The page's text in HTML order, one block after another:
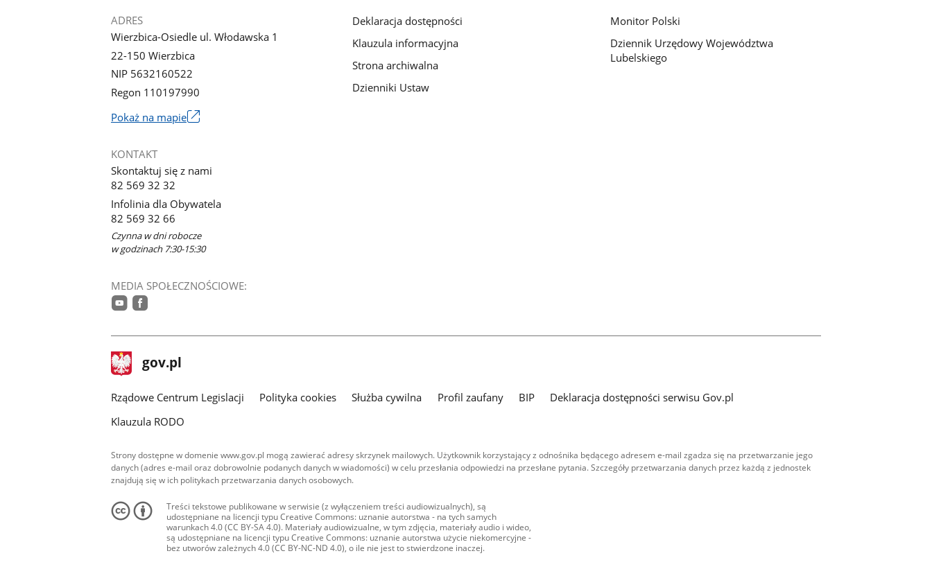
ADRES
Wierzbica-Osiedle ul. Włodawska 1
22-150 Wierzbica
NIP 5632160522
Regon 110197990
Pokaż na mapieLink
nowym
KONTAKT
Skontaktuj się z nami
82 569 32 32
Infolinia dla Obywatela
82 569 32 66
Czynna w dni robocze
w godzinach 7:30-15:30
MEDIA SPOŁECZNOŚCIOWE:
Deklaracja dostępności
Klauzula informacyjna
Strona archiwalna
Dzienniki Ustaw
Monitor Polski
Dziennik Urzędowy Województwa
Lubelskiego
stopka
gov.pl Strona
gov.pl
Rządowe Centrum Legislacji Polityka cookies Służba cywilna Profil zaufany BIP
Deklaracja dostępności serwisu Gov.pl
Klauzula RODO
Strony dostępne w domenie www.gov.pl mogą zawierać adresy skrzynek mailowych. Użytkownik korzystający z odnośnika będącego adresem e-mail zgadza się na przetwarzanie jego
danych (adres e-mail oraz dobrowolnie podanych danych w wiadomości) w celu przesłania odpowiedzi na przesłane pytania. Szczegóły przetwarzania danych przez każdą z jednostek
znajdują się w ich politykach przetwarzania danych osobowych.
Treści tekstowe publikowane w serwisie (z wyłączeniem treści audiowizualnych), są
udostępniane na licencji typu Creative Commons: uznanie autorstwa - na tych samych
warunkach 4.0 (CC BY-SA 4.0). Materiały audiowizualne, w tym zdjęcia, materiały audio i wideo,
są udostępniane na licencji typu Creative Commons: uznanie autorstwa użycie niekomercyjne -
bez utworów zależnych 4.0 (CC BY-NC-ND 4.0), o ile nie jest to stwierdzone inaczej.